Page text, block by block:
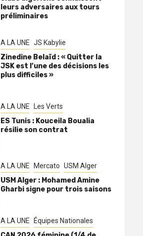
leurs adversaires aux tours
préliminaires
A LA UNE JS Kabylie
Zinedine Belaïd : « Quitter la
JSK est l’une des décisions les
plus difficiles »
A LA UNE Les Verts
ES Tunis : Kouceila Boualia
résilie son contrat
A LA UNE Mercato USM Alger
USM Alger : Mohamed Amine
Gharbi signe pour trois saisons
A LA UNE Équipes Nationales